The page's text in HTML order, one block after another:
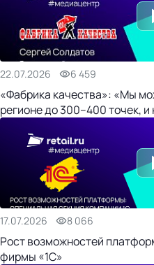
22.07.2026 6 459
«Фабрика качества»: «Мы
регионе до 300–400 точек, и
17.07.2026 8 066
Рост возможностей
фирмы «1С»